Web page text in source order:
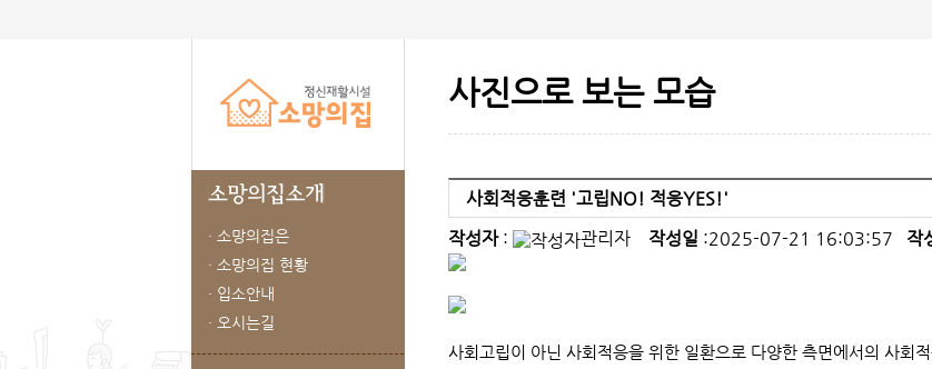
· 소망의집은
· 소망의집 현황
· 입소안내
· 오시는길
사진으로 보는 모습
사회적응훈련 '고립NO! 적응YES!'
작성자: 관리자 작성일 :2025-07-21 16:03:57 작
사회고립이 아닌 사회적응을 위한 일환으로 다양한 측면에서의 사회